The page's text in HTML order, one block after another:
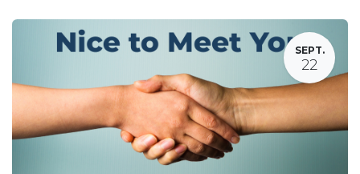
SEPT.
22